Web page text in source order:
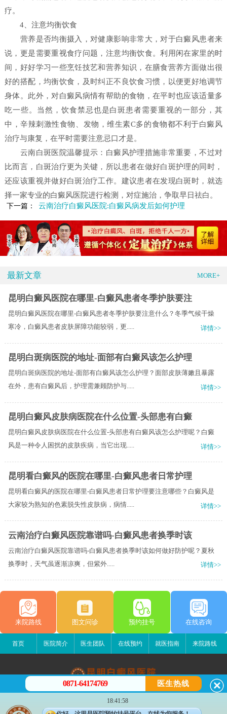
疗。
4、注意均衡饮食
营养是否均衡摄入，对健康影响非常大，对于白癜风患者来
说，更是需要重视食疗问题，注意均衡饮食。利用闲在家里的时
间，好好学习一些烹饪技艺和营养知识，在膳食营养方面做出很
好的搭配，均衡饮食，及时纠正不良饮食习惯，以便更好地调节
身体。此外，对白癜风病情有帮助的食物，在平时也应该适量多
吃一些。当然，饮食禁忌也是白斑患者需要重视的一部分，其
中，辛辣刺激性食物、发物，维生素C多的食物都不利于白癜风
治疗与康复，在平时需要注意忌口才是。
云南白斑医院温馨提示：白癜风护理措施非常重要，不过对
比而言，白斑治疗更为关键，所以患者在做好白斑护理的同时，
还应该重视并做好白斑治疗工作。建议患者在发现白斑时，就选
择一家专业的白癜风医院进行检测，对症施治，争取早日祛白。
下一篇： 云南治疗白癜风医院:白癜风病发后如何护理
最新文章 MORE+
昆明白癜风医院在哪里-白癜风患者冬季护肤要注
昆明白癜风医院在哪里-白癜风患者冬季护肤要注意什么？冬季气候干燥
寒冷，白癜风患者皮肤屏障功能较弱，更.....
详情>>
昆明白斑病医院的地址-面部有白癜风该怎么护理
昆明白斑病医院的地址-面部有白癜风该怎么护理？面部皮肤薄嫩且暴露
在外，患有白癜风后，护理需兼顾防护与.....
详情>>
昆明白癜风皮肤病医院在什么位置-头部患有白癜
昆明白癜风皮肤病医院在什么位置-头部患有白癜风该怎么护理呢？白癜
风是一种令人困扰的皮肤疾病，当它出现.....
详情>>
昆明看白癜风的医院在哪里-白癜风患者日常护理
昆明看白癜风的医院在哪里-白癜风患者日常护理要注意哪些？白癜风是
大家较为熟知的色素脱失性皮肤病，病情.....
详情>>
云南治疗白癜风医院靠谱吗-白癜风患者换季时该
云南治疗白癜风医院靠谱吗-白癜风患者换季时该如何做好防护呢？夏秋
换季时，天气​虽逐渐凉爽，但紫外.....
详情>>
来院路线 图文问诊 预约挂号 在线咨询
首页 医院简介 医生团队 在线预约 就医指南 来院路线
昆明白癜风医院
昆明市五华区护国路2号
0871-64174769 医生热线
18:41:58